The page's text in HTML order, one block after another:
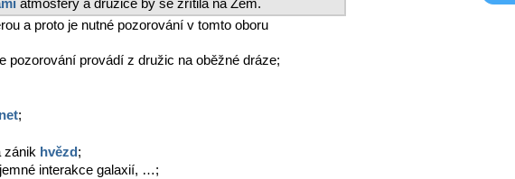
atmosféry a družice by se zřítila na Zem.
a proto je nutné pozorování v tomto oboru
provádí z družic na oběžné dráze;
;
zánik hvězd ;
interakce galaxií, …;